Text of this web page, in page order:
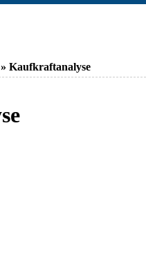
» Kaufkraftanalyse